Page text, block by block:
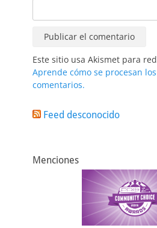
Este sitio usa Akismet para
Aprende cómo se procesan
comentarios.
Feed desconocido
Menciones